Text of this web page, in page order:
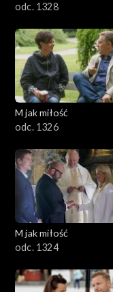
odc. 1328
M jak miłość
odc. 1326
M jak miłość
odc. 1324